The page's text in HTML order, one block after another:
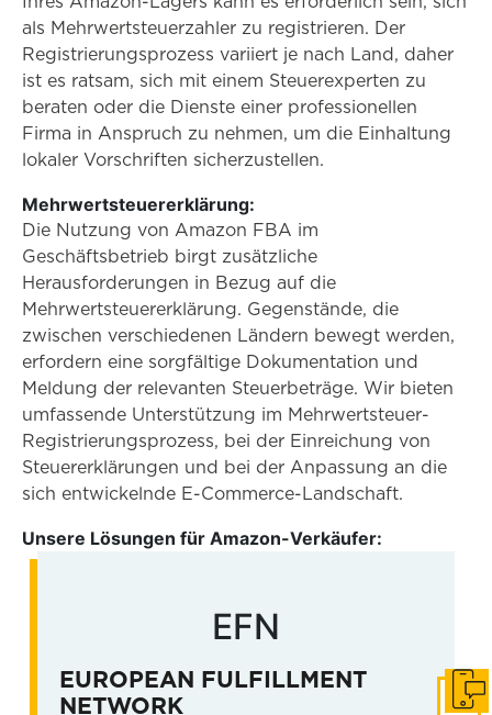
als Mehrwertsteuerzahler zu registrieren. Der
Registrierungsprozess variiert je nach Land, daher
ist es ratsam, sich mit einem Steuerexperten zu
beraten oder die Dienste einer professionellen
Firma in Anspruch zu nehmen, um die Einhaltung
lokaler Vorschriften sicherzustellen.
Mehrwertsteuererklärung:
Die Nutzung von Amazon FBA im
Geschäftsbetrieb birgt zusätzliche
Herausforderungen in Bezug auf die
Mehrwertsteuererklärung. Gegenstände, die
zwischen verschiedenen Ländern bewegt werden,
erfordern eine sorgfältige Dokumentation und
Meldung der relevanten Steuerbeträge. Wir bieten
umfassende Unterstützung im Mehrwertsteuer-
Registrierungsprozess, bei der Einreichung von
Steuererklärungen und bei der Anpassung an die
sich entwickelnde E-Commerce-Landschaft.
Unsere Lösungen für Amazon-Verkäufer:
EFN
EUROPEAN FULFILLMENT
NETWORK
In